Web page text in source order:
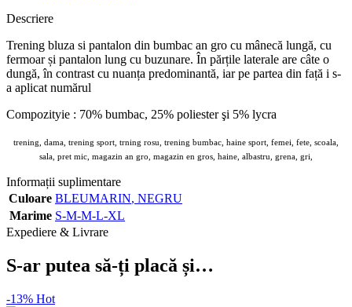
Descriere
Trening bluza si pantalon din bumbac an gro cu mânecă lungă, cu
fermoar și pantalon lung cu buzunare. În părțile laterale are câte o
dungă, în contrast cu nuanța predominantă, iar pe partea din față i s-
a aplicat numărul
Compozityie : 70% bumbac, 25% poliester şi 5% lycra
trening, dama, trening sport, trning rosu, trening bumbac, haine sport, femei, fete, scoala,
sala, pret mic, magazin an gro, magazin en gros, haine, albastru, grena, gri,
Informații suplimentare
Culoare BLEUMARIN, NEGRU
Marime S-M-M-L-XL
Expediere & Livrare
S-ar putea să-ți placă și…
-13% Hot